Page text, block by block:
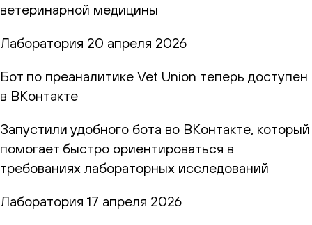
ветеринарной медицины
Лаборатория 20 апреля 2026
Бот по преаналитике Vet Union теперь доступен
в ВКонтакте
Запустили удобного бота во ВКонтакте, который
помогает быстро ориентироваться в
требованиях лабораторных исследований
Лаборатория 17 апреля 2026